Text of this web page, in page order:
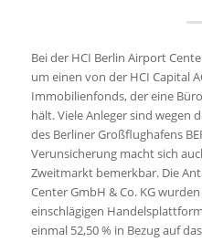
Bei der HCI Berlin Airport
um einen von der HCI Capital
Immobilienfonds, der eine
hält. Viele Anleger sind wegen
des Berliner Großflughafens
Verunsicherung macht sich
Zweitmarkt bemerkbar. Die
Center GmbH & Co. KG
einschlägigen
einmal 52,50 % in Bezug auf